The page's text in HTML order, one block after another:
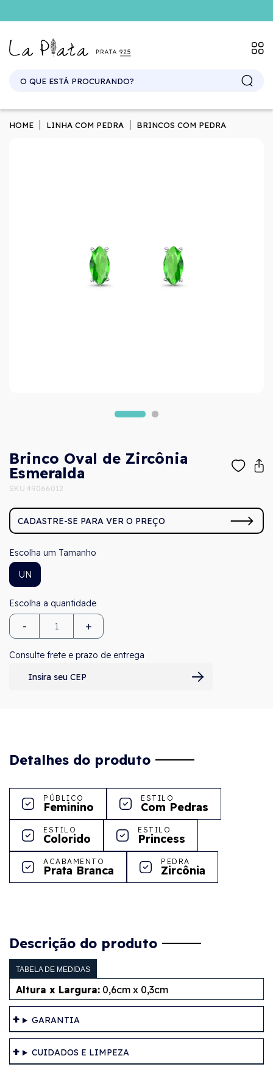
HOME LINHA COM PEDRA BRINCOS COM PEDRA
Brinco Oval de Zircônia
Esmeralda
SKU 49066012
CADASTRE-SE PARA VER O PREÇO
Tamanho
UN
- +
Consulte frete e prazo de entrega
Detalhes do produto
PÚBLICO
Feminino
ESTILO
Com Pedras
ESTILO
Colorido
ESTILO
Princess
ACABAMENTO
Prata Branca
PEDRA
Zircônia
Descrição do produto
TABELA DE MEDIDAS
Altura x Largura: 0,6cm x 0,3cm
GARANTIA
CUIDADOS E LIMPEZA